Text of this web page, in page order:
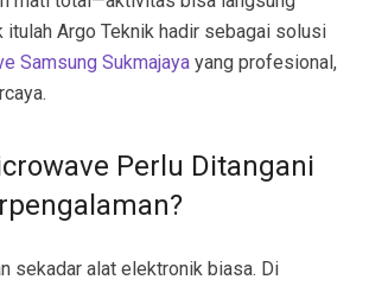
itulah Argo Teknik hadir sebagai solusi
Samsung Sukmajaya yang profesional,
Perlu Ditangani
sekadar alat elektronik biasa. Di